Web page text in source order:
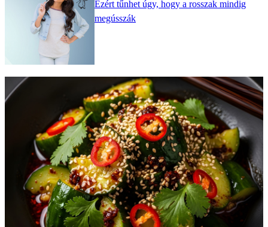
Ezért tűnhet úgy, hogy a rosszak mindig
megússzák